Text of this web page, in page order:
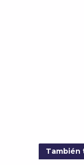
También